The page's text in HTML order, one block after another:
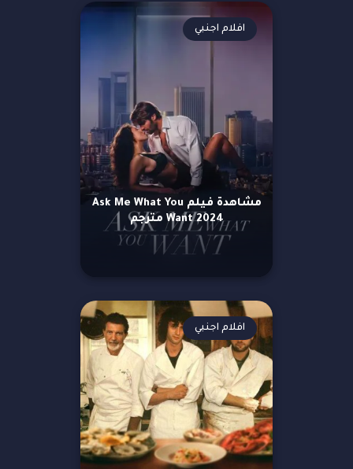
مشاهدة فيلم Ask Me What You
Want 2024 مترجم
افلام اجنبي
افلام اجنبي